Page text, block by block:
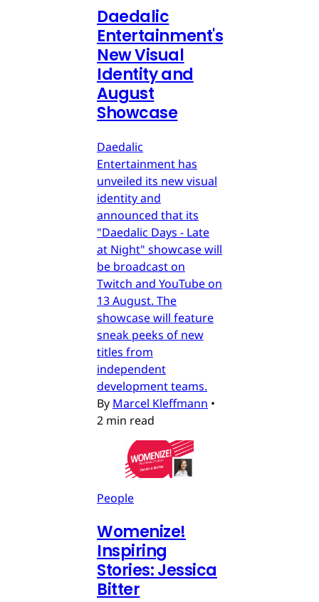
Daedalic
Entertainment's
New Visual
Identity and
August
Showcase
Daedalic
Entertainment has
unveiled its new visual
identity and
announced that its
"Daedalic Days - Late
at Night" showcase will
be broadcast on
Twitch and YouTube on
13 August. The
showcase will feature
sneak peeks of new
titles from
independent
development teams.
By Marcel Kleffmann •
2 min read
People
Womenize!
Inspiring
Stories: Jessica
Bitter